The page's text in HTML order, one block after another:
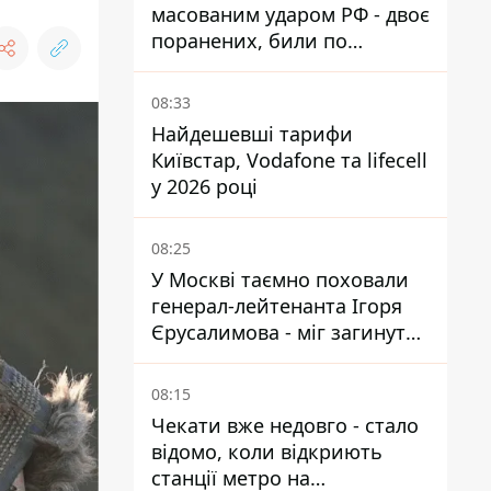
масованим ударом РФ - двоє
поранених, били по
Нікопольщині та
Синельниківщині
08:33
Найдешевші тарифи
Київстар, Vodafone та lifecell
у 2026 році
08:25
У Москві таємно поховали
генерал-лейтенанта Ігоря
Єрусалимова - міг загинути
від вибуху в ресторані
08:15
Чекати вже недовго - стало
відомо, коли відкриють
станції метро на